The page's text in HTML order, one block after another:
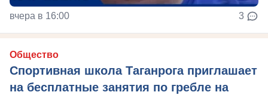
вчера в 16:00 3
Общество
Спортивная школа Таганрога приглашает
на бесплатные занятия по гребле на